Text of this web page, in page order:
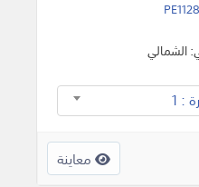
الشمالي
: 1
معاينة